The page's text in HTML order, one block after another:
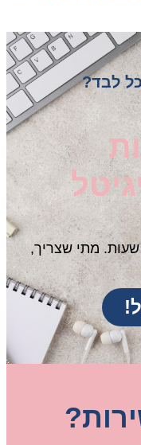
לבד?
לפי שעות. מתי שצריך,